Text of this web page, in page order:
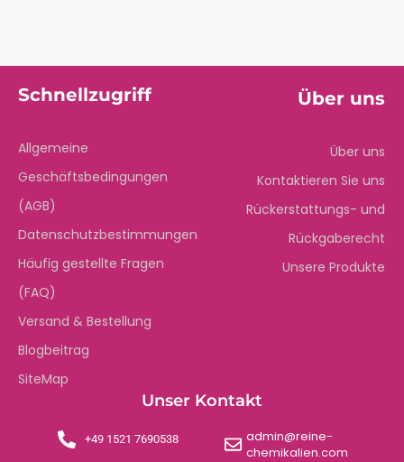
Schnellzugriff
Allgemeine
Geschäftsbedingungen
(AGB)
Datenschutzbestimmungen
Häufig gestellte Fragen
(FAQ)
Versand & Bestellung
Blogbeitrag
SiteMap
Über uns
Über uns
Kontaktieren Sie uns
Rückerstattungs- und
Rückgaberecht
Unsere Produkte
Unser Kontakt
+49 1521 7690538
admin@reine-
chemikalien.com